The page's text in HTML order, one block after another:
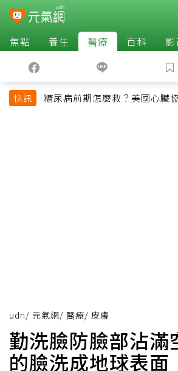
焦點 養生 醫療 百科 影
快訊
糖尿病前期怎麼救？美國心臟
udn/ 元氣網/ 醫療/ 皮膚
勤洗臉防臉部沾滿
的臉洗成地球表面